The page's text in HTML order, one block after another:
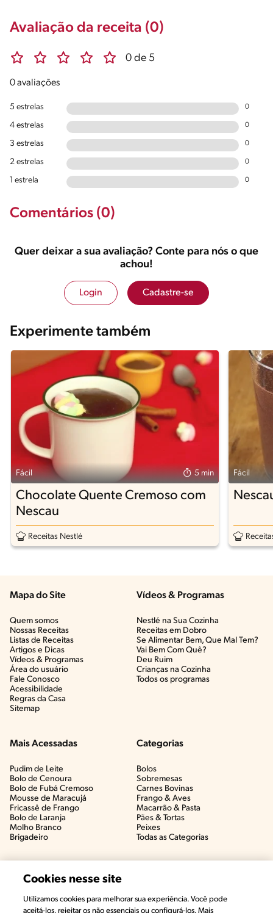
Avaliação da receita (0)
0 de 5
0 avaliações
5 estrelas 0
4 estrelas 0
3 estrelas 0
2 estrelas 0
1 estrela 0
Comentários (0)
Quer deixar a sua avaliação? Conte para nós o que
achou!
Login Cadastre-se
Experimente também
Fácil 5 min
Chocolate Quente Cremoso com
Nescau
Receitas Nestlé
Fácil
Mapa do Site
Quem somos
Nossas Receitas
Listas de Receitas​
Artigos e Dicas​
Vídeos & Programas​
Área do usuário
Fale Conosco
Acessibilidade
Regras da Casa
Sitemap
Vídeos & Programas​
Nestlé na Sua Cozinha
Receitas em Dobro
Se Alimentar Bem, Que Mal Tem?​
Vai Bem Com Quê?​
Deu Ruim​
Crianças na Cozinha​
Todos os programas
Mais Acessadas
Pudim de Leite
Bolo de Cenoura
Bolo de Fubá Cremoso
Mousse de Maracujá
Fricassê de Frango
Bolo de Laranja
Molho Branco
Brigadeiro
Categorias
Bolos
Sobremesas
Carnes Bovinas​
Frango & Aves​
Macarrão & Pasta​
Pães & Tortas​
Peixes
Todas as Categorias
Cookies nesse site
Utilizamos cookies para melhorar sua experiência. Você pode
aceitá-los, rejeitar os não essenciais ou configurá-los. Mais